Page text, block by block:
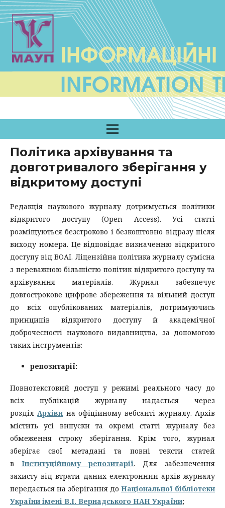
Політика архівування та
довготривалого зберігання у
відкритому доступі
Редакція наукового журналу дотримується політики
відкритого доступу (Open Access). Усі статті
розміщуються безстроково і безкоштовно відразу після
виходу номера. Це відповідає визначенню відкритого
доступу від BOAI. Ліцензійна політика журналу сумісна
з переважною більшістю політик відкритого доступу та
архівування матеріалів. Журнал забезпечує
довгострокове цифрове збереження та вільний доступ
до всіх опублікованих матеріалів, дотримуючись
принципів відкритого доступу й академічної
доброчесності наукового видавництва, за допомогою
таких інструментів:
репозитарії:
Повнотекстовий доступ у режимі реального часу до
всіх публікацій журналу надається через
розділАрхівина офіційному вебсайті журналу. Архів
містить усі випуски та окремі статті журналу без
обмеження строку зберігання. Крім того, журнал
зберігає свої метадані та повні тексти статей
в Інституційному репозитарії. Для забезпечення
захисту від втрати даних електронний архів журналу
передається на зберігання до Національної бібліотеки
України імені В.І. Вернадського НАН України;